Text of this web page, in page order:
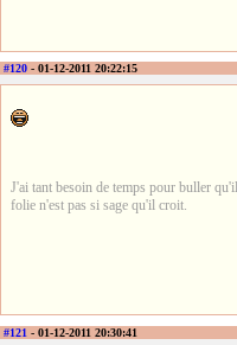
#120 - 01-12-2011 20:22:15
J'ai tant besoin de temps pour buller
folie n'est pas si sage qu'il croit.
#121 - 01-12-2011 20:30:41